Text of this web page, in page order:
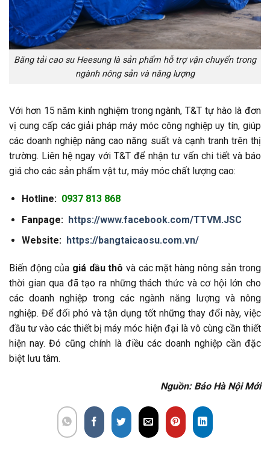
Băng tải cao su Heesung là sản phẩm hỗ trợ vận chuyển trong
ngành nông sản và năng lượng
Với hơn 15 năm kinh nghiệm trong ngành, T&T tự hào là đơn
vị cung cấp các giải pháp máy móc công nghiệp uy tín, giúp
các doanh nghiệp nâng cao năng suất và cạnh tranh trên thị
trường. Liên hệ ngay với T&T để nhận tư vấn chi tiết và báo
giá cho các sản phẩm vật tư, máy móc chất lượng cao:
Hotline: 0937 813 868
Fanpage: https://www.facebook.com/TTVM.JSC
Website: https://bangtaicaosu.com.vn/
Biến động của giá dầu thô và các mặt hàng nông sản trong
thời gian qua đã tạo ra những thách thức và cơ hội lớn cho
các doanh nghiệp trong các ngành năng lượng và nông
nghiệp. Để đối phó và tận dụng tốt những thay đổi này, việc
đầu tư vào các thiết bị máy móc hiện đại là vô cùng cần thiết
hiện nay. Đó cũng chính là điều các doanh nghiệp cần đặc
biệt lưu tâm.
Nguồn: Báo Hà Nội Mới